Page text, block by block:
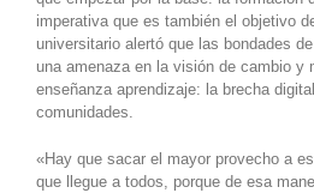
imperativa que es también el objetivo
universitario alertó que las bondades
una amenaza en la visión de cambio y
enseñanza aprendizaje: la brecha
comunidades.
«Hay que sacar el mayor provecho a
que llegue a todos, porque de esa